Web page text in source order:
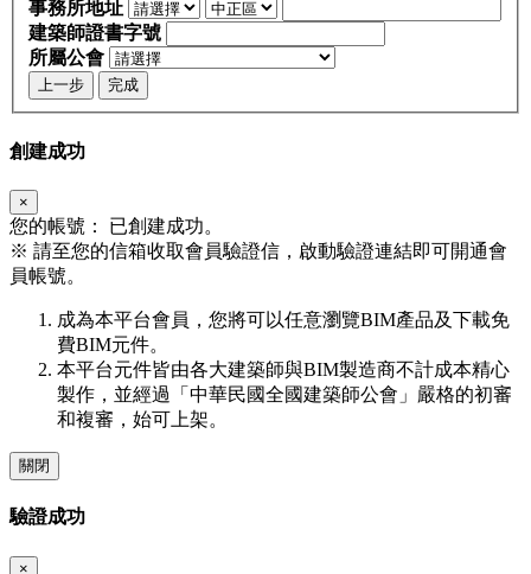
事務所地址
建築師證書字號
所屬公會
上一步 完成
創建成功
×
您的帳號：
已創建成功。
※ 請至您的信箱收取會員驗證信，啟動驗證連結即可開通會
員帳號。
成為本平台會員，您將可以任意瀏覽BIM產品及下載免
費BIM元件。
本平台元件皆由各大建築師與BIM製造商不計成本精心
製作，並經過「中華民國全國建築師公會」嚴格的初審
和複審，始可上架。
關閉
驗證成功
×